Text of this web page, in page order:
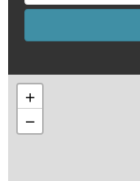
+
−